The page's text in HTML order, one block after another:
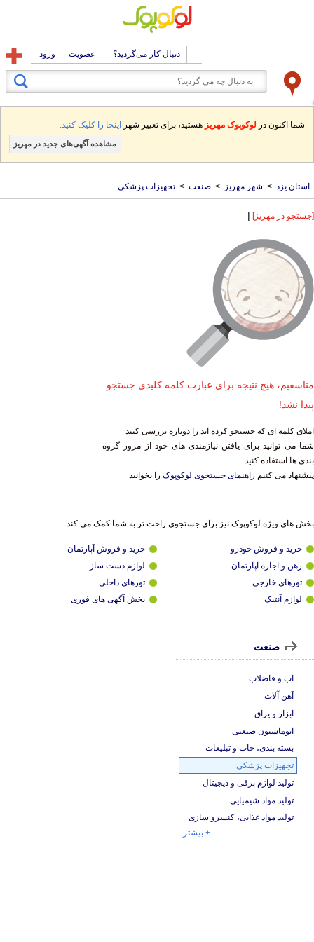
دنبال کار می‌گردید؟ عضویت ورود
شما اکنون در لوکوپوک مهریز هستید، برای تغییر شهر اینجا را کلیک کنید.
مشاهده آگهی‌های جدید در مهریز
استان یزد > شهر مهریز > صنعت > تجهیزات پزشکی
[جستجو در مهریز] |
متاسفیم، هیچ نتیجه برای عبارت کلمه کلیدی جستجو
پیدا نشد!
املای کلمه ای که جستجو کرده اید را دوباره بررسی کنید
شما می توانید برای یافتن نیازمندی های خود از مرور گروه
بندی ها استفاده کنید
پیشنهاد می کنیم راهنمای جستجوی لوکوپوک را بخوانید
بخش های ویژه لوکوپوک نیز برای جستجوی راحت تر به شما کمک می کند
خرید و فروش خودرو
خرید و فروش آپارتمان
رهن و اجاره آپارتمان
لوازم دست ساز
تورهای خارجی
تورهای داخلی
لوازم آنتیک
بخش آگهی های فوری
صنعت
آب و فاضلاب
آهن آلات
ابزار و یراق
اتوماسیون صنعتی
بسته بندی، چاپ و تبلیغات
تجهیزات پزشکی
تولید لوازم برقی و دیجیتال
تولید مواد شیمیایی
تولید مواد غذایی، کنسرو سازی
+ بیشتر ...